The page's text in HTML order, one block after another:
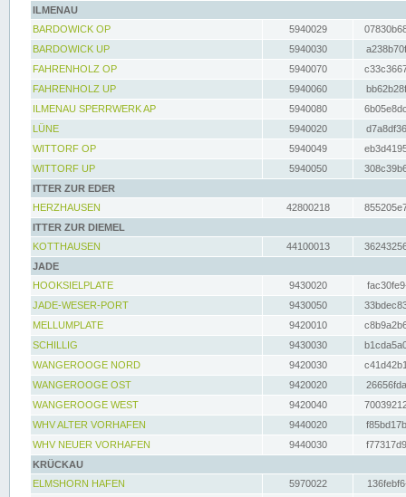
ILMENAU
BARDOWICK OP
5940029
BARDOWICK UP
5940030
FAHRENHOLZ OP
5940070
FAHRENHOLZ UP
5940060
ILMENAU SPERRWERK AP
5940080
LÜNE
5940020
WITTORF OP
5940049
WITTORF UP
5940050
ITTER ZUR EDER
HERZHAUSEN
42800218
ITTER ZUR DIEMEL
KOTTHAUSEN
44100013
JADE
HOOKSIELPLATE
9430020
JADE-WESER-PORT
9430050
MELLUMPLATE
9420010
SCHILLIG
9430030
WANGEROOGE NORD
9420030
WANGEROOGE OST
9420020
WANGEROOGE WEST
9420040
WHV ALTER VORHAFEN
9440020
WHV NEUER VORHAFEN
9440030
KRÜCKAU
ELMSHORN HAFEN
5970022